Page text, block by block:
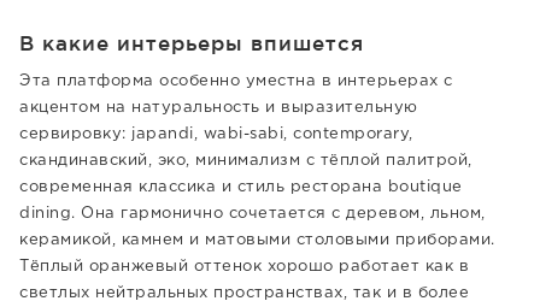
В какие интерьеры впишется
Эта платформа особенно уместна в интерьерах с
акцентом на натуральность и выразительную
сервировку: japandi, wabi-sabi, contemporary,
скандинавский, эко, минимализм с тёплой палитрой,
современная классика и стиль ресторана boutique
dining. Она гармонично сочетается с деревом, льном,
керамикой, камнем и матовыми столовыми приборами.
Тёплый оранжевый оттенок хорошо работает как в
светлых нейтральных пространствах, так и в более